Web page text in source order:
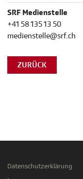
SRF Medienstelle
+41 58 135 13 50
medienstelle@srf.ch
ZURÜCK
Datenschutzerklärung